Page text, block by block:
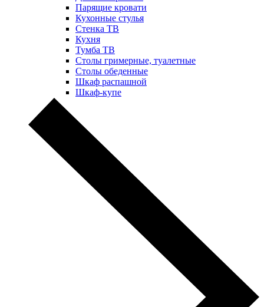
Парящие кровати
Кухонные стулья
Стенка ТВ
Кухня
Тумба ТВ
Столы гримерные, туалетные
Столы обеденные
Шкаф распашной
Шкаф-купе